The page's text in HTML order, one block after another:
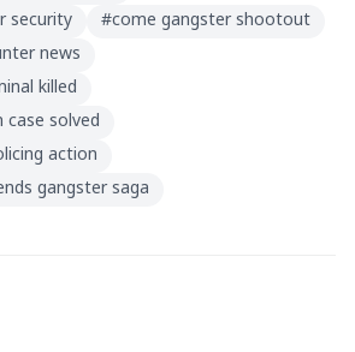
security #come gangster shootout
news
killed
case solved
action
gangster saga